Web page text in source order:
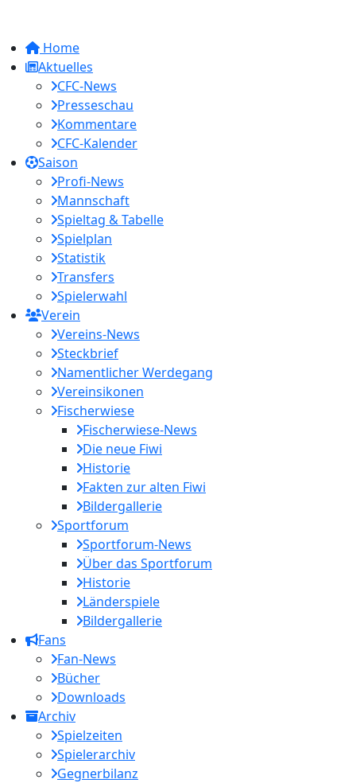
Home
Aktuelles
CFC-News
Presseschau
Kommentare
CFC-Kalender
Saison
Profi-News
Mannschaft
Spieltag & Tabelle
Spielplan
Statistik
Transfers
Spielerwahl
Verein
Vereins-News
Steckbrief
Namentlicher Werdegang
Vereinsikonen
Fischerwiese
Fischerwiese-News
Die neue Fiwi
Historie
Fakten zur alten Fiwi
Bildergallerie
Sportforum
Sportforum-News
Über das Sportforum
Historie
Länderspiele
Bildergallerie
Fans
Fan-News
Bücher
Downloads
Archiv
Spielzeiten
Spielerarchiv
Gegnerbilanz